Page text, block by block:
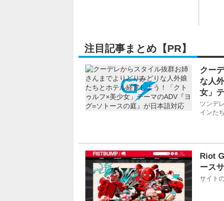
注目記事まとめ【PR】
クー
な人
女」
ツンデ
インた
Riot
ース
サイト